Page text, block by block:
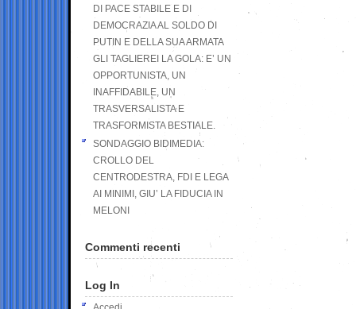
DI PACE STABILE E DI
DEMOCRAZIA AL SOLDO DI
PUTIN E DELLA SUA ARMATA
GLI TAGLIEREI LA GOLA: E’ UN
OPPORTUNISTA, UN
INAFFIDABILE, UN
TRASVERSALISTA E
TRASFORMISTA BESTIALE.
SONDAGGIO BIDIMEDIA:
CROLLO DEL
CENTRODESTRA, FDI E LEGA
AI MINIMI, GIU’ LA FIDUCIA IN
MELONI
Commenti recenti
Log In